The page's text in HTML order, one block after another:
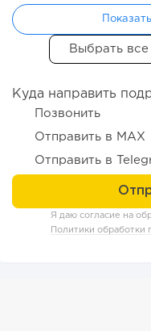
Отзыв SSL-
Куда направить
Позвонить
Отправить в MAX
Отправить в
Я даю согласие на
Политики обработки